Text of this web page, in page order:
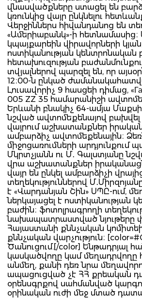
վնասվածքները ստացել են
կռունկից վայր ընկնելու
Վերջիններս հիվանդանոց են
«Ամերիաբանկ»-ի հետնամասից։
կպայքարեին վիրավորների
ոստիկանության կենտրոնական
հետախուզության
տվյալներով պարզել են, որ
12։00-ն ընկած
Լուսավորիչ 9 հասցեի դիմաց,
005 ZZ 35 համարանիշի
Երևանի բնակիչ 64-ամյա
նշված ավտոմեքենայով բախվել
վայրում աշխատանքներ
ամբարձիչ ավտոմեքենային։
միջոցառումների արդյունքում
Մկրտչյանն ու Մ․ Գալստյանը
վրա աշխատանքներ
վայր են ընկել ամբարձիչի
տեղեկություններով
է «Վարդանյան Շին» ՍՊԸ-ում,
ներկայացել է ոստիկանության
բաժին։ ֆոտոլրագրողի
նախապատրաստված նյութերը
Հայաստանի քննչական
քննչական վարչություն։
Ծանուցում.[/color] Ենթադրյալ
կասկածվողը կամ մեղադրվողը
անմեղ, քանի դեռ նրա
ապացուցված չէ ՀՀ քրեական
օրենսգրքով սահմանված
օրինական ուժի մեջ մտած